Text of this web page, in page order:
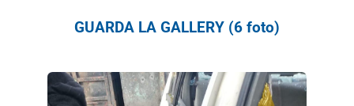
GUARDA LA GALLERY (6 foto)